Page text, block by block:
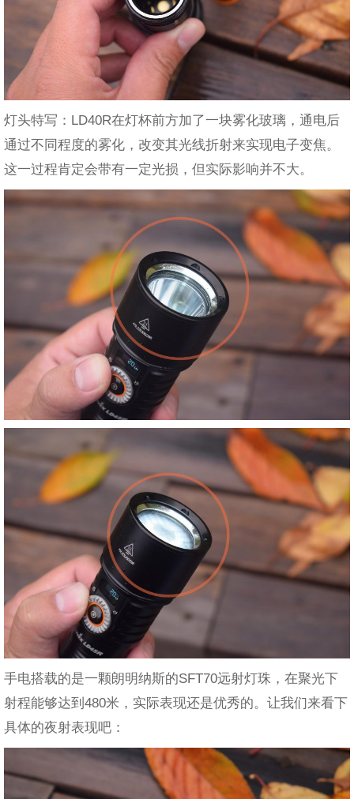
灯头特写：LD40R在灯杯前方加了一块雾化玻璃，通电后
通过不同程度的雾化，改变其光线折射来实现电子变焦。
这一过程肯定会带有一定光损，但实际影响并不大。
手电搭载的是一颗朗明纳斯的SFT70远射灯珠，在聚光下
射程能够达到480米，实际表现还是优秀的。让我们来看下
具体的夜射表现吧：